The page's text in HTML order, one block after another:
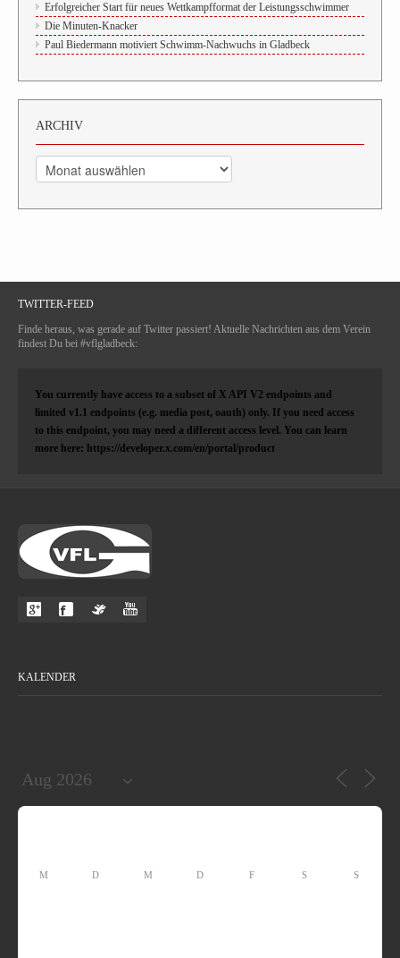
Erfolgreicher Start für neues Wettkampfformat der Leistungsschwimmer
Die Minuten-Knacker
Paul Biedermann motiviert Schwimm-Nachwuchs in Gladbeck
ARCHIV
Archiv
TWITTER-FEED
Finde heraus, was gerade auf Twitter passiert! Aktuelle Nachrichten aus dem Verein
findest Du bei #vflgladbeck:
You currently have access to a subset of X API V2 endpoints and
limited v1.1 endpoints (e.g. media post, oauth) only. If you need access
to this endpoint, you may need a different access level. You can learn
more here: https://developer.x.com/en/portal/product
KALENDER
M D M D F S S